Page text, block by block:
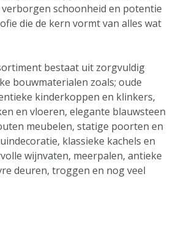
verborgen schoonheid en potentie
die de kern vormt van alles wat
bestaat uit zorgvuldig
bouwmaterialen zoals; oude
kinderkoppen en klinkers,
en vloeren, elegante blauwsteen
meubelen, statige poorten en
klassieke kachels en
wijnvaten, meerpalen, antieke
deuren, troggen en nog veel